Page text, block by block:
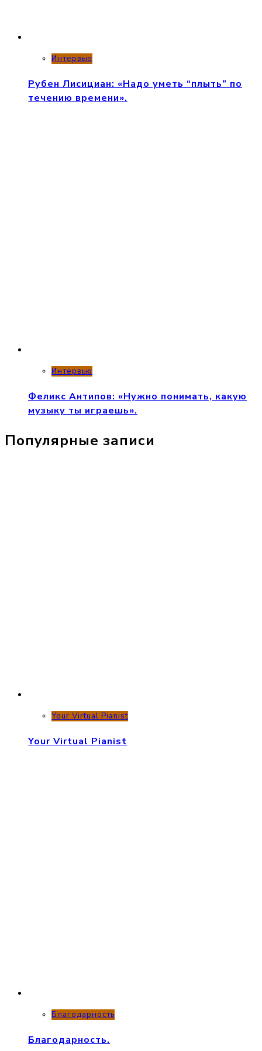
Интервью
Рубен Лисициан: «Надо уметь “плыть” по
течению времени».
Интервью
Феликс Антипов: «Нужно понимать, какую
музыку ты играешь».
Популярные записи
Your Virtual Pianist
Your Virtual Pianist
Благодарность
Благодарность.